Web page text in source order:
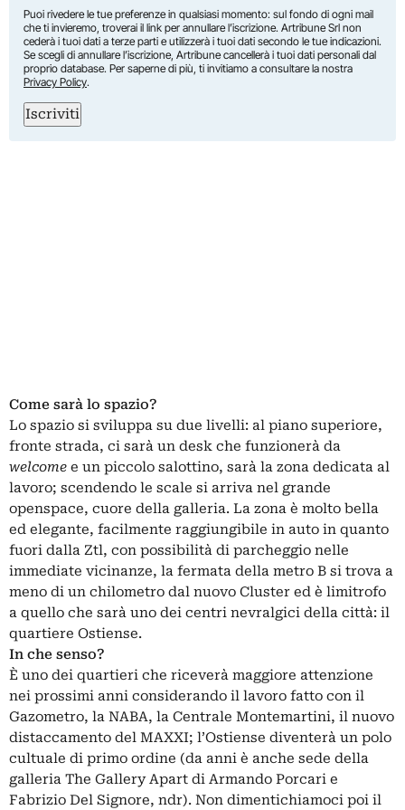
Puoi rivedere le tue preferenze in qualsiasi momento: sul fondo di ogni mail
che ti invieremo, troverai il link per annullare l’iscrizione. Artribune Srl non
cederà i tuoi dati a terze parti e utilizzerà i tuoi dati secondo le tue indicazioni.
Se scegli di annullare l’iscrizione, Artribune cancellerà i tuoi dati personali dal
proprio database. Per saperne di più, ti invitiamo a consultare la nostra
Privacy Policy.
Iscriviti
Come sarà lo spazio?
Lo spazio si sviluppa su due livelli: al piano superiore,
fronte strada, ci sarà un desk che funzionerà da
welcome e un piccolo salottino, sarà la zona dedicata al
lavoro; scendendo le scale si arriva nel grande
openspace, cuore della galleria. La zona è molto bella
ed elegante, facilmente raggiungibile in auto in quanto
fuori dalla Ztl, con possibilità di parcheggio nelle
immediate vicinanze, la fermata della metro B si trova a
meno di un chilometro dal nuovo Cluster ed è limitrofo
a quello che sarà uno dei centri nevralgici della città: il
quartiere Ostiense.
In che senso?
È uno dei quartieri che riceverà maggiore attenzione
nei prossimi anni considerando il lavoro fatto con il
Gazometro, la NABA, la Centrale Montemartini, il nuovo
distaccamento del MAXXI; l’Ostiense diventerà un polo
cultuale di primo ordine (da anni è anche sede della
galleria The Gallery Apart di Armando Porcari e
Fabrizio Del Signore, ndr). Non dimentichiamoci poi il